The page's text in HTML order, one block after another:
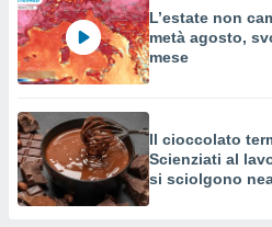
L’estate non
metà agosto,
mese
Il cioccolato
Scienziati al
si sciolgono